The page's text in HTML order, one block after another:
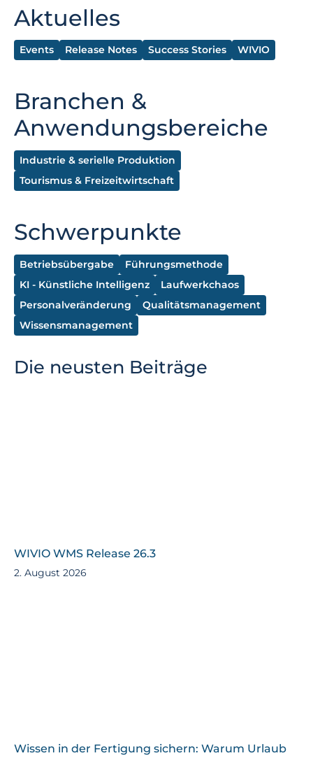
Aktuelles
Events Release Notes Success Stories WIVIO
Branchen &
Anwendungsbereiche
Industrie & serielle Produktion
Tourismus & Freizeitwirtschaft
Schwerpunkte
Betriebsübergabe
Führungsmethode
KI - Künstliche Intelligenz
Laufwerkchaos
Personalveränderung
Qualitätsmanagement
Wissensmanagement
Die neusten Beiträge
WIVIO WMS Release 26.3
2. August 2026
Wissen in der Fertigung sichern: Warum Urlaub